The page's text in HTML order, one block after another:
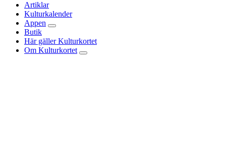
Artiklar
Kulturkalender
Appen
Butik
Här gäller Kulturkortet
Om Kulturkortet